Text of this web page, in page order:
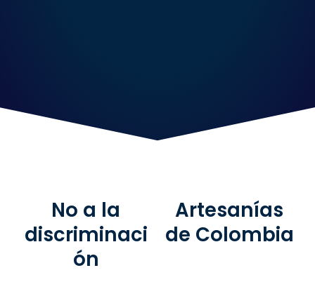
No a la
discriminaci
ón
Artesanías
de Colombia